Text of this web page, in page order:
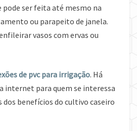
ser feita até mesmo na
ou parapeito de janela.
vasos com ervas ou
de pvc para irrigação. Há
internet para quem se interessa
dos benefícios do cultivo caseiro